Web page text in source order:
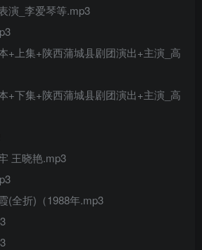
演_李爱琴等.mp3
+上集+陕西蒲城县剧团演出+主演_高
+下集+陕西蒲城县剧团演出+主演_高
王晓艳.mp3
(全折)（1988年.mp3